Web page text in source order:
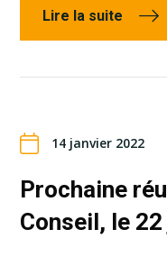
Lire la suite
14 janvier 2022
Prochaine
Conseil, le